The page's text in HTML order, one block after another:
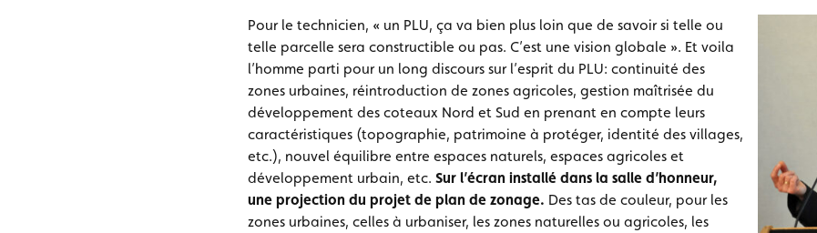
Pour le technicien, « un PLU, ça va bien plus loin que de savoir si telle ou
telle parcelle sera constructible ou pas. C’est une vision globale ». Et voila
l’homme parti pour un long discours sur l’esprit du PLU: continuité des
zones urbaines, réintroduction de zones agricoles, gestion maîtrisée du
développement des coteaux Nord et Sud en prenant en compte leurs
caractéristiques (topographie, patrimoine à protéger, identité des villages,
etc.), nouvel équilibre entre espaces naturels, espaces agricoles et
développement urbain, etc. Sur l’écran installé dans la salle d’honneur,
une projection du projet de plan de zonage. Des tas de couleur, pour les
zones urbaines, celles à urbaniser, les zones naturelles ou agricoles, les